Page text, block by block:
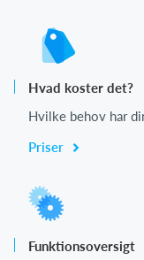
Hvad koster det?
Hvilke behov har
Priser
Funktionsoversigt